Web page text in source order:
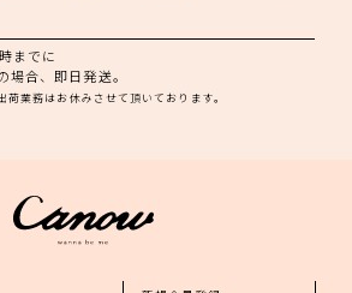
までに
場合、即日発送。
業務はお休みさせて頂いております。